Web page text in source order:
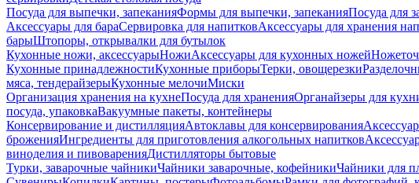
Посуда для выпечки, запеканияФормы для выпечки, запеканияПосуда для
Аксессуары для бараСервировка для напитковАксессуары для хранения
барыШтопоры, открывалки для бутылок
Кухонные ножи, аксессуарыНожиАксессуары для кухонных ножей
Кухонные принадлежностиКухонные приборыТерки, овощерезки
мяса, тендерайзерыКухонные мелочиМиски
Организация хранения на кухнеПосуда для храненияОрганайзеры для
посуда, упаковкаВакуумные пакеты, контейнеры
Консервирование и дистилляцияАвтоклавы для консервирования
броженияИнгредиенты для приготовления алкогольных напитков
виноделия и пивоваренияДистилляторы бытовые
Турки, заварочные чайникиЧайники заварочные, кофейникиЧайники для